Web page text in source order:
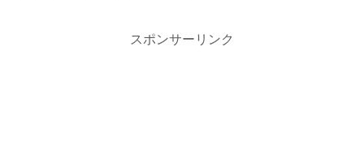
スポンサーリンク